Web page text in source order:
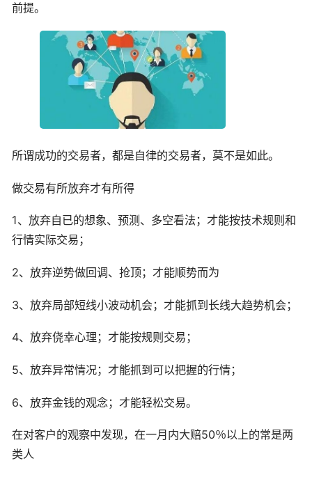
前提。
所谓成功的交易者，都是自律的交易者，莫不是如此。
做交易有所放弃才有所得
1、放弃自已的想象、预测、多空看法；才能按技术规则和
行情实际交易；
2、放弃逆势做回调、抢顶；才能顺势而为
3、放弃局部短线小波动机会；才能抓到长线大趋势机会；
4、放弃侥幸心理；才能按规则交易；
5、放弃异常情况；才能抓到可以把握的行情；
6、放弃金钱的观念；才能轻松交易。
在对客户的观察中发现，在一月内大赔50％以上的常是两
类人